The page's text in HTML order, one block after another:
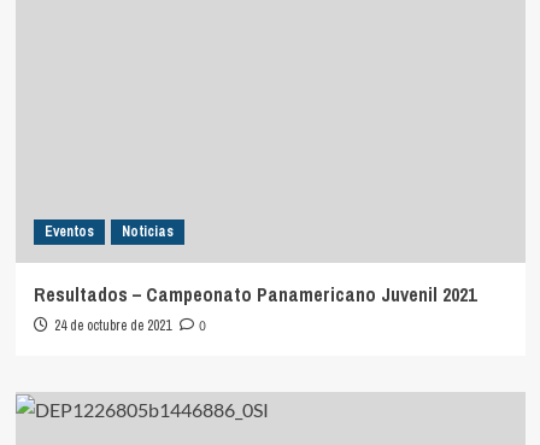
Eventos Noticias
Resultados – Campeonato Panamericano Juvenil 2021
24 de octubre de 2021 0